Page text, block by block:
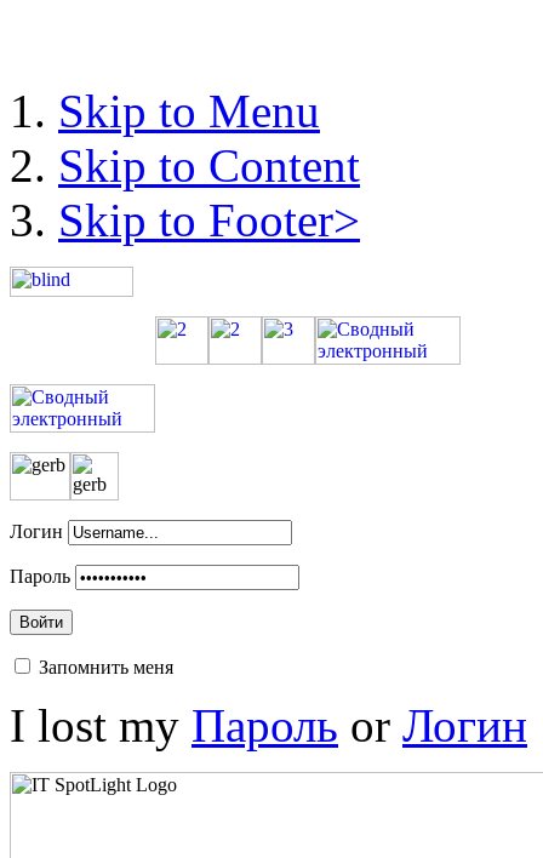
Skip to Menu
Skip to Content
Skip to Footer>
Логин
Пароль
Войти
Запомнить меня
I lost my Пароль or Логин